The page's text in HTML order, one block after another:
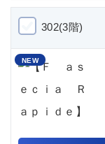
302(3階)
NEW